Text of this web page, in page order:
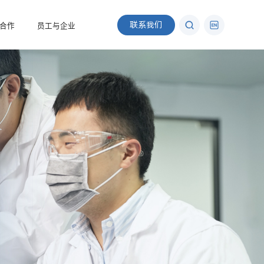
作 员工与企业 联系我们